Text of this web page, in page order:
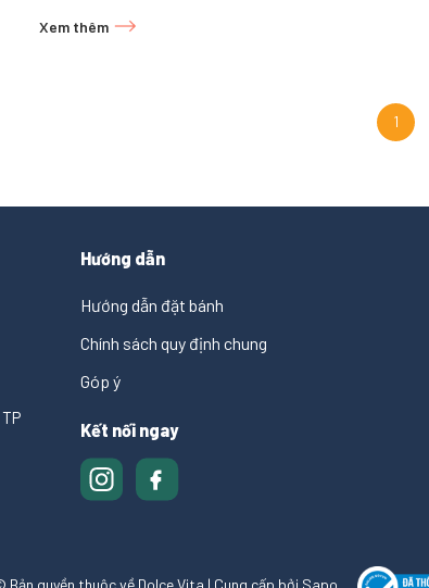
Xem thêm
1
Hướng dẫn
Hướng dẫn đặt bánh
Chính sách quy định chung
Góp ý
Kết nối ngay